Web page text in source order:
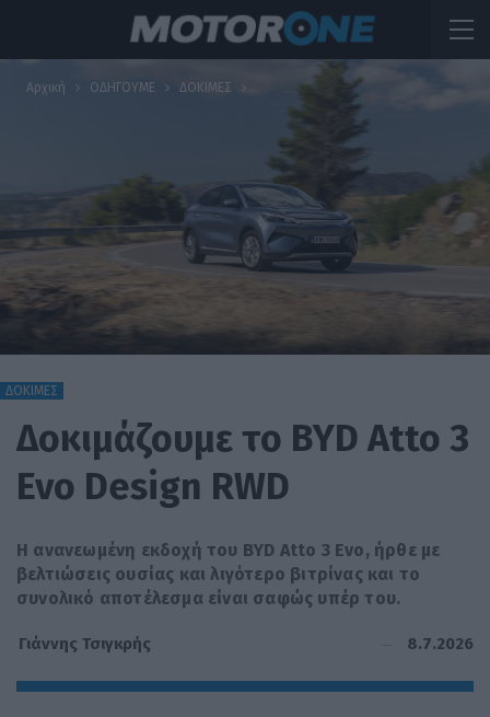
Αρχική ΟΔΗΓΟΥΜΕ ΔΟΚΙΜΕΣ
ΔΟΚΙΜΕΣ
Δοκιμάζουμε το BYD Atto 3
Evo Design RWD
Η ανανεωμένη εκδοχή του BYD Atto 3 Evo, ήρθε με
βελτιώσεις ουσίας και λιγότερο βιτρίνας και το
συνολικό αποτέλεσμα είναι σαφώς υπέρ του.
Γιάννης Τσιγκρής 8.7.2026